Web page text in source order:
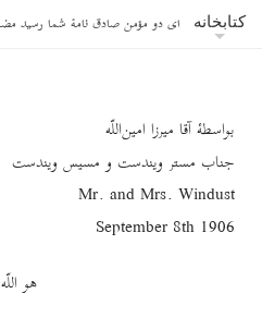
کتابخانه
بواسطۀ آقا میرزا امین‌اللّه
جناب مستر ویندست و مسیس ویندست
Mr. and Mrs. Windust
September 8th 1906
هو اللّه